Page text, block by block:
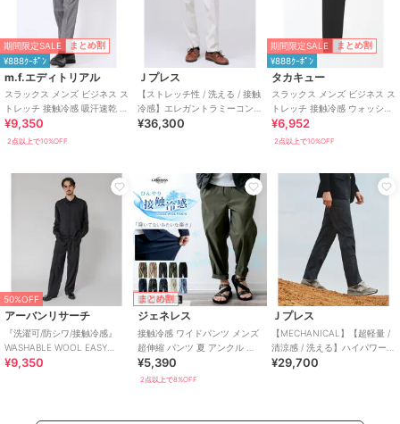
期間限定SALE まとめ割
¥888ｸｰﾎﾟﾝ
m.f.エディトリアル
スラックス メンズ ビジネス ス
トレッチ 接触冷感 吸汗速乾 ウ
ォッシャブル スリム ノータッ
ク
¥9,350
2点以上で10%OFF
Ｊプレス
【ストレッチ性 / 洗える / 接触
冷感】エレガントラミーコン
フォート スラックス
¥36,300
期間限定SALE まとめ割
¥888ｸｰﾎﾟﾝ
タカキュー
スラックス メンズ ビジネス ス
トレッチ 接触冷感 ウォッシャ
ブル スリム ノータック 無地
¥6,952
2点以上で10%OFF
50%OFF
アーバンリサーチ
『洗濯可/防シワ/接触冷感』
WASHABLE WOOL EASY
TROUSER
¥9,350
まとめ割
ジェネレス
接触冷感 ワイドパンツ メンズ
超伸縮 パンツ 夏 アンクル 涼
しい 吸水速乾 ストレッチ ルー
ズ
¥5,390
2点以上で8%OFF
Ｊプレス
【MECHANICAL】【超軽量 /
清涼感 / 洗える】ハイパワース
トレッチ リネンルックパンツ_
¥29,700